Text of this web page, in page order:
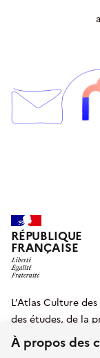
À propos des
RÉPUBLIQUE
FRANÇAISE
L’Atlas Culture
des études, de la
documentation du
programme